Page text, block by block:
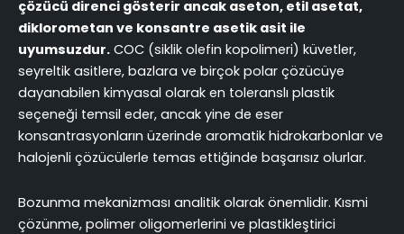
çözücü direnci gösterir ancak aseton, etil asetat,
diklorometan ve konsantre asetik asit ile
uyumsuzdur. COC (siklik olefin kopolimeri) küvetler,
seyreltik asitlere, bazlara ve birçok polar çözücüye
dayanabilen kimyasal olarak en toleranslı plastik
seçeneği temsil eder, ancak yine de eser
konsantrasyonların üzerinde aromatik hidrokarbonlar ve
halojenli çözücülerle temas ettiğinde başarısız olurlar.
Bozunma mekanizması analitik olarak önemlidir. Kısmi
çözünme, polimer oligomerlerini ve plastikleştirici